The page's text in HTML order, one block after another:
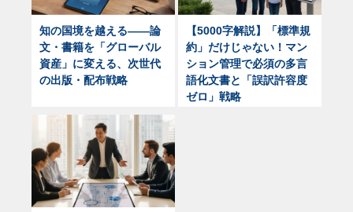
知の国境を越える——論
文・書籍を「グローバル
資産」に変える、次世代
の出版・配布戦略
【5000字解説】「標準規
約」だけじゃない！マン
ション管理で必須の多言
語化文書と「誤訳許容度
ゼロ」戦略